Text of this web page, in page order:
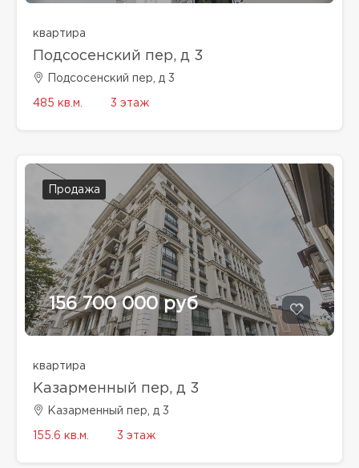
квартира
Подсосенский пер, д 3
Подсосенский пер, д 3
485 кв.м. 3 этаж
Продажа
156 700 000 руб
квартира
Казарменный пер, д 3
Казарменный пер, д 3
155.6 кв.м. 3 этаж